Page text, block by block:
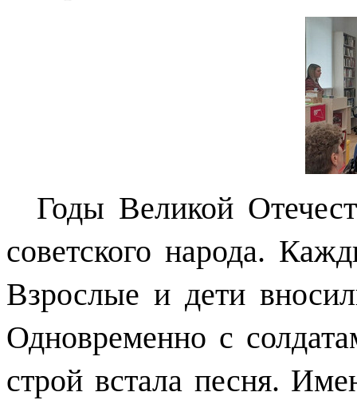
Годы Великой
советского народа.
Взрослые и дети
Одновременно с
строй встала песня.